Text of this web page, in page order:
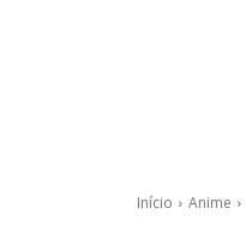
Início Anime